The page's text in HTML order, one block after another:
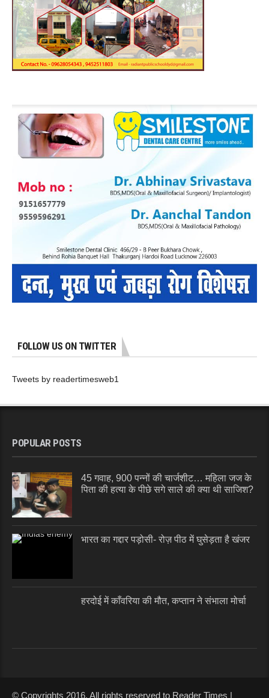
FOLLOW US ON TWITTER
Tweets by readertimesweb1
POPULAR POSTS
45 गवाह, 900 पन्नों की चार्जशीट… महिला जज के
पिता की हत्या के पीछे सगे साले की क्या थी साजिश?
भारत का गद्दार पड़ोसी- रोज़ पीठ में घुसेड़ता है खंजर
हरदोई में काँवरिया की मौत, कप्तान ने संभाला मोर्चा
© Copyrights 2016. All rights reserved to Reader Times |